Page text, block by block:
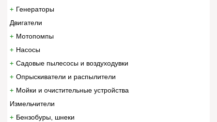
Генераторы
Двигатели
Мотопомпы
Насосы
Садовые пылесосы и воздуходувки
Опрыскиватели и распылители
Мойки и очистительные устройства
Измельчители
Бензобуры, шнеки